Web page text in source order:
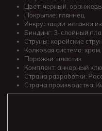
Цвет: черный,
Покрытие: гляннец
Инкрустации: вставки
Биндинг: 3-слойный
Струны: корейские
Колковая система:
Порожки: пластик
Комплект: анкерный
Страна разработки:
Страна производства: